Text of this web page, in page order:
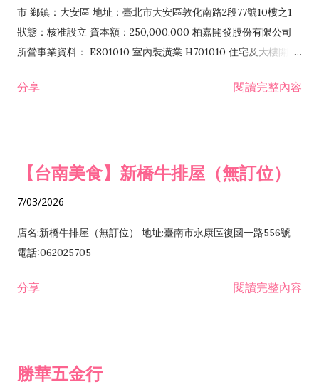
市 鄉鎮：大安區 地址：臺北市大安區敦化南路2段77號10樓之1
狀態：核准設立 資本額：250,000,000 柏嘉開發股份有限公司
所營事業資料： E801010 室內裝潢業 H701010 住宅及大樓開發
發業 H703090 不動產買賣業 H703100 不動產租賃業 I503010
分享 閱讀完整內容
【台南美食】新橋牛排屋（無訂位）
7/03/2026
店名:新橋牛排屋（無訂位） 地址:臺南市永康區復國一路556號
電話:062025705
分享 閱讀完整內容
勝華五金行